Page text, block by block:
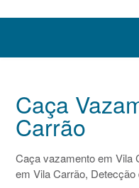
Caça
Carrão
Caça vazamento em Vila
em Vila Carrão,